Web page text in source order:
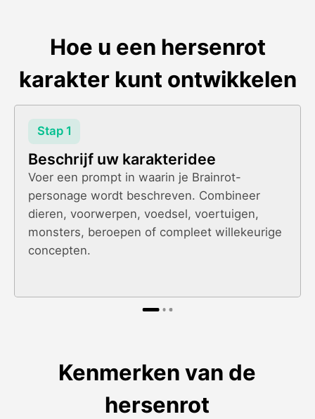
Hoe u een hersenrot
karakter kunt ontwikkelen
Stap 1
Beschrijf uw karakteridee
Voer een prompt in waarin je Brainrot-
personage wordt beschreven. Combineer
dieren, voorwerpen, voedsel, voertuigen,
monsters, beroepen of compleet willekeurige
concepten.
Kenmerken van de
hersenrot